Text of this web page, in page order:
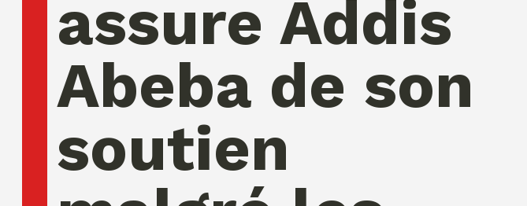
Chaire Droit & éthique de la santé
numérique
Compliance & ESG, Sustainability
Reporting
Européenne – ECCE
Ethique des Organisations
Transformation de Normativités
assure Addis
Abeba de son
soutien